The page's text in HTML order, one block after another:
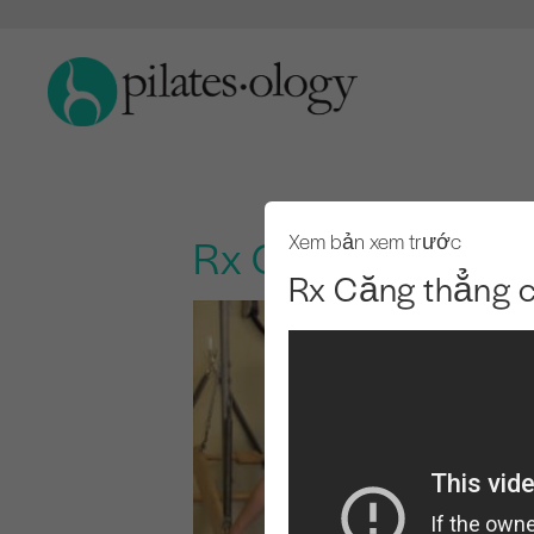
Rx Căng thẳng cổ
Xem bản xem trước
Rx Căng thẳng